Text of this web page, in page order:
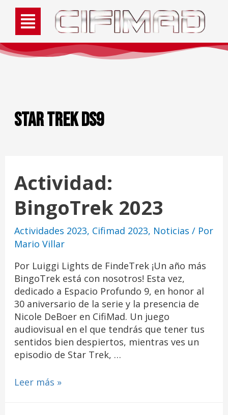
Star Trek DS9
Actividad:
BingoTrek 2023
Actividades 2023, Cifimad 2023, Noticias / Por
Mario Villar
Por Luiggi Lights de FindeTrek ¡Un año más
BingoTrek está con nosotros! Esta vez,
dedicado a Espacio Profundo 9, en honor al
30 aniversario de la serie y la presencia de
Nicole DeBoer en CifiMad. Un juego
audiovisual en el que tendrás que tener tus
sentidos bien despiertos, mientras ves un
episodio de Star Trek, …
Leer más »